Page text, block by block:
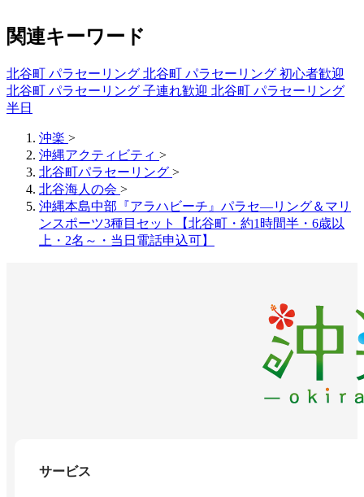
関連キーワード
北谷町 パラセーリング 北谷町 パラセーリング 初心者歓迎
北谷町 パラセーリング 子連れ歓迎 北谷町 パラセーリング
半日
沖楽 >
沖縄アクティビティ >
北谷町パラセーリング >
北谷海人の会 >
沖縄本島中部『アラハビーチ』パラセ―リング＆マリ
ンスポーツ3種目セット【北谷町・約1時間半・6歳以
上・2名～・当日電話申込可】
サービス